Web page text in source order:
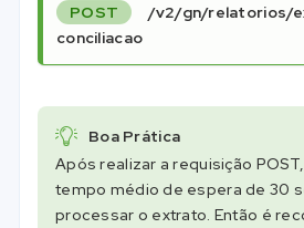
POST
/v2/gn/relatorios/
conciliacao
Boa Prática
Após realizar a requisição
tempo médio de espera de 30
processar o extrato. Então é